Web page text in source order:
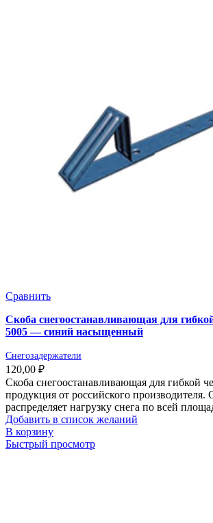
Сравнить
Скоба снегоостанавливающая для
5005 — синий насыщенный
Снегозадержатели
120,00 ₽
Скоба снегоостанавливающая для гибкой
продукция от российского производителя.
распределяет нагрузку снега по всей
Добавить в список желаний
В корзину
Быстрый просмотр